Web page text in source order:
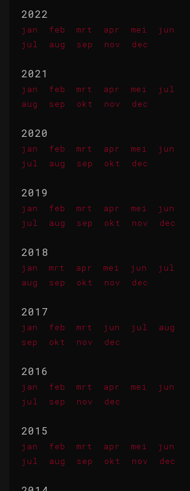
2022
jan feb mrt apr mei
jun
jul
aug sep nov dec
2021
jan feb mrt apr mei
jul
aug
sep okt nov dec
2020
jan feb mrt apr mei
jun
jul
aug sep okt dec
2019
jan feb mrt apr mei
jun
jul
aug sep okt nov dec
2018
jan mrt apr mei jun
jul
aug
sep okt nov dec
2017
jan feb mrt jun jul
aug
sep
okt nov dec
2016
jan feb mrt apr mei
jun
jul
sep nov dec
2015
jan feb mrt apr mei
jun
jul
aug sep okt nov dec